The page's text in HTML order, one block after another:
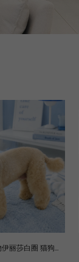
丽莎白圈 猫狗犬